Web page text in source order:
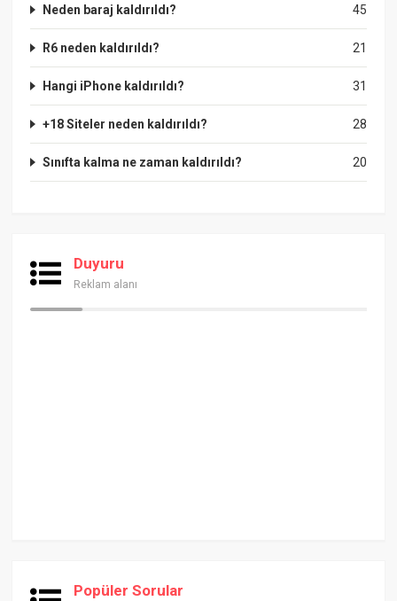
45
Neden baraj kaldırıldı?
21
R6 neden kaldırıldı?
31
Hangi iPhone kaldırıldı?
28
+18 Siteler neden kaldırıldı?
20
Sınıfta kalma ne zaman kaldırıldı?
Duyuru
Reklam alanı
Popüler Sorular